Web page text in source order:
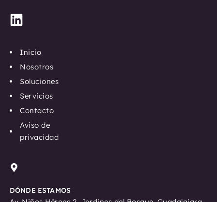
L
n
k
e
d
n
Inicio
Nosotros
Soluciones
Servicios
Contacto
Aviso de
privacidad
DÓNDE ESTAMOS